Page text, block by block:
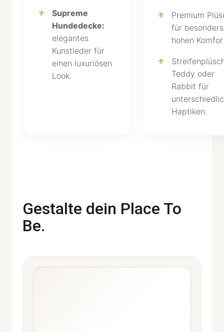
Supreme
Hundedecke:
elegantes
Kunstleder für
einen luxuriösen
Look.
Premium
für besonders
hohen
Teddy oder
Rabbit für
Haptiken.
Gestalte dein Place To
Be.